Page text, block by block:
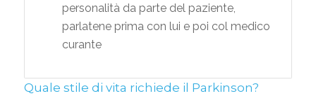
personalità da parte del paziente,
parlatene prima con lui e poi col medico
curante
Quale stile di vita richiede il Parkinson?